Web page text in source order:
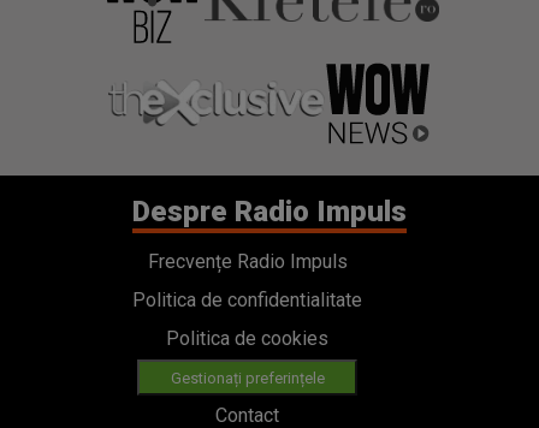
Despre Radio Impuls
Frecvențe Radio Impuls
Politica de confidentialitate
Politica de cookies
Gestionați preferințele
Contact